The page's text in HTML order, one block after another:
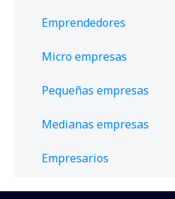
Emprendedores
Micro empresas
Pequeñas empresas
Medianas empresas
Empresarios